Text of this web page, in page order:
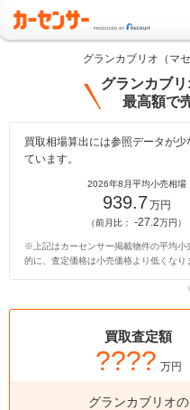
グランカブリオ（マ
グランカブリ
最高額で
買取相場算出には参照データが
ています。
2026年8月平均小売相場
939.7万円
（前月比：-27.2万円）
※上記はカーセンサー掲載物件の平均小
的に、査定価格は小売価格より低くなり
買取査定額
???? 万円
グランカブリオ